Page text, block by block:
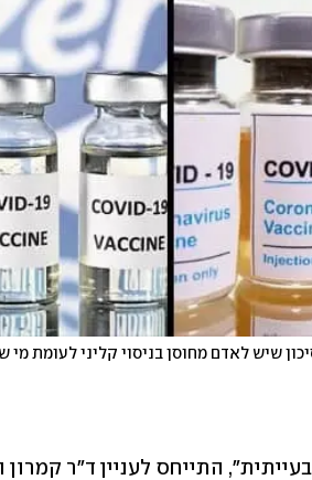
שיש לאדם מחוסן בניסוי קליני לעומת מי